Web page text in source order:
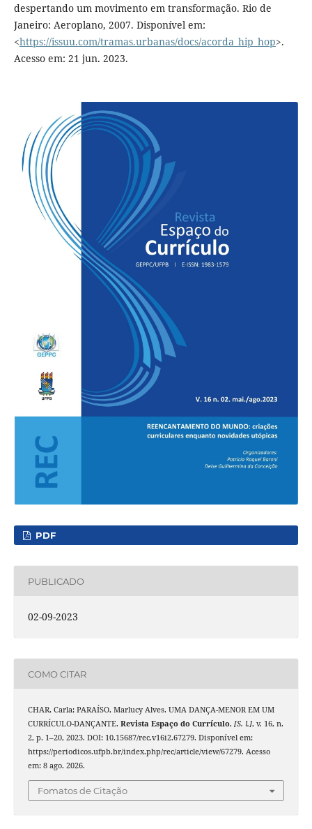
despertando um movimento em transformação. Rio de
Janeiro: Aeroplano, 2007. Disponível em:
<https://issuu.com/tramas.urbanas/docs/acorda_hip_hop>.
Acesso em: 21 jun. 2023.
PDF
PUBLICADO
02-09-2023
COMO CITAR
CHAR, Carla; PARAÍSO, Marlucy Alves. UMA DANÇA-MENOR EM UM
CURRÍCULO-DANÇANTE. Revista Espaço do Currículo, [S. l.], v. 16, n.
2, p. 1–20, 2023. DOI: 10.15687/rec.v16i2.67279. Disponível em:
https://periodicos.ufpb.br/index.php/rec/article/view/67279. Acesso
em: 8 ago. 2026.
Fomatos de Citação